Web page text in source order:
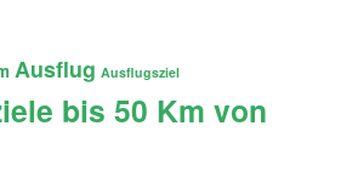
Ausflug Ausflugsziel
bis 50 Km von